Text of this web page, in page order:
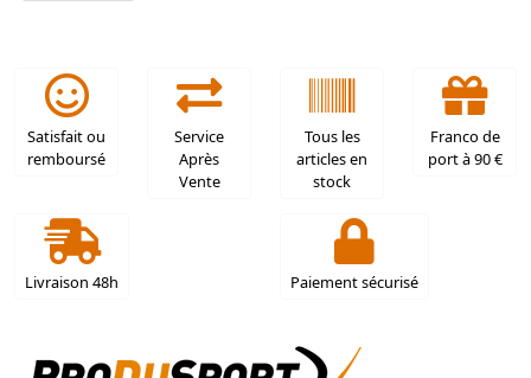
Satisfait ou
remboursé
Service
Après
Vente
Tous les
articles en
stock
Franco de
port à 90 €
Livraison 48h Paiement sécurisé